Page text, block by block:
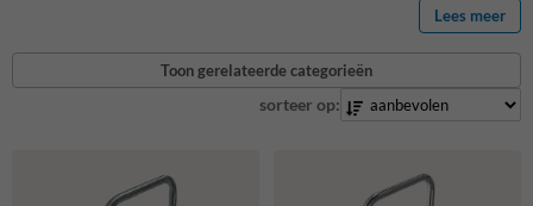
Lees meer
Toon gerelateerde categorieën
sorteer op: